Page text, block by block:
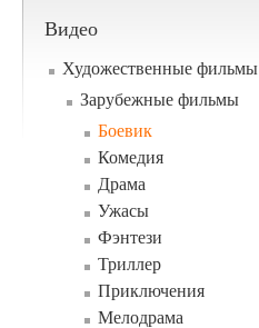
Видео
Художественные фильмы
Зарубежные фильмы
Боевик
Комедия
Драма
Ужасы
Фэнтези
Триллер
Приключения
Мелодрама